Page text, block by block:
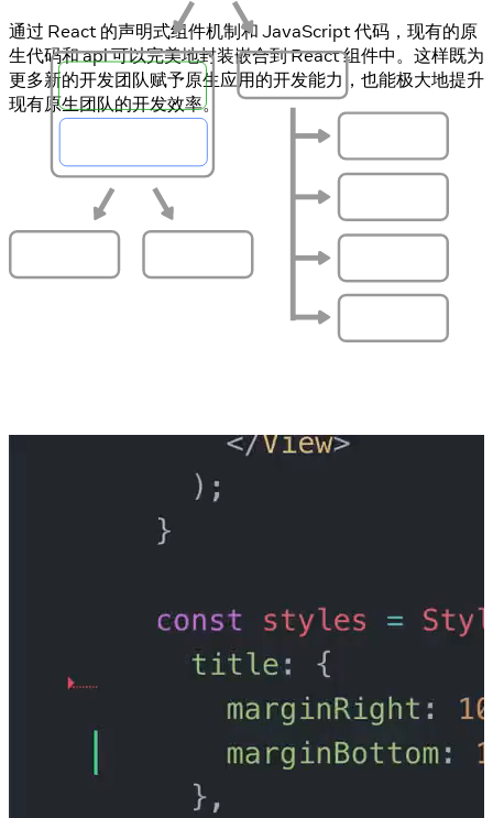
通过 React 的声明式组件机制和 JavaScript 代码，现有的原
生代码和 api 可以完美地封装嵌合到 React 组件中。这样既为
更多新的开发团队赋予原生应用的开发能力，也能极大地提升
现有原生团队的开发效率。
Header.android.js
Body.js
借助 JavaScript 的动态特性， React Native